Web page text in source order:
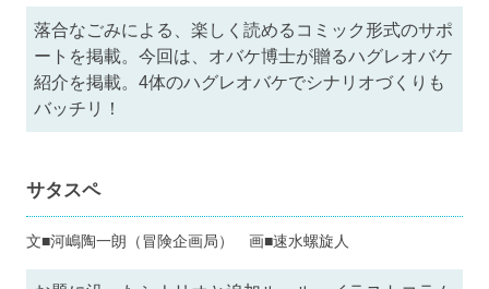
落合なごみによる、楽しく読めるコミック形式のサポ
ートを掲載。今回は、オバケ博士が贈るハグレオバケ
紹介を掲載。4体のハグレオバケでシナリオづくりも
バッチリ！
サタスペ
文■河嶋陶一朗（冒険企画局） 画■速水螺旋人